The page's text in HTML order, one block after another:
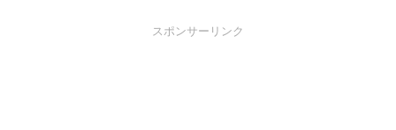
スポンサーリンク